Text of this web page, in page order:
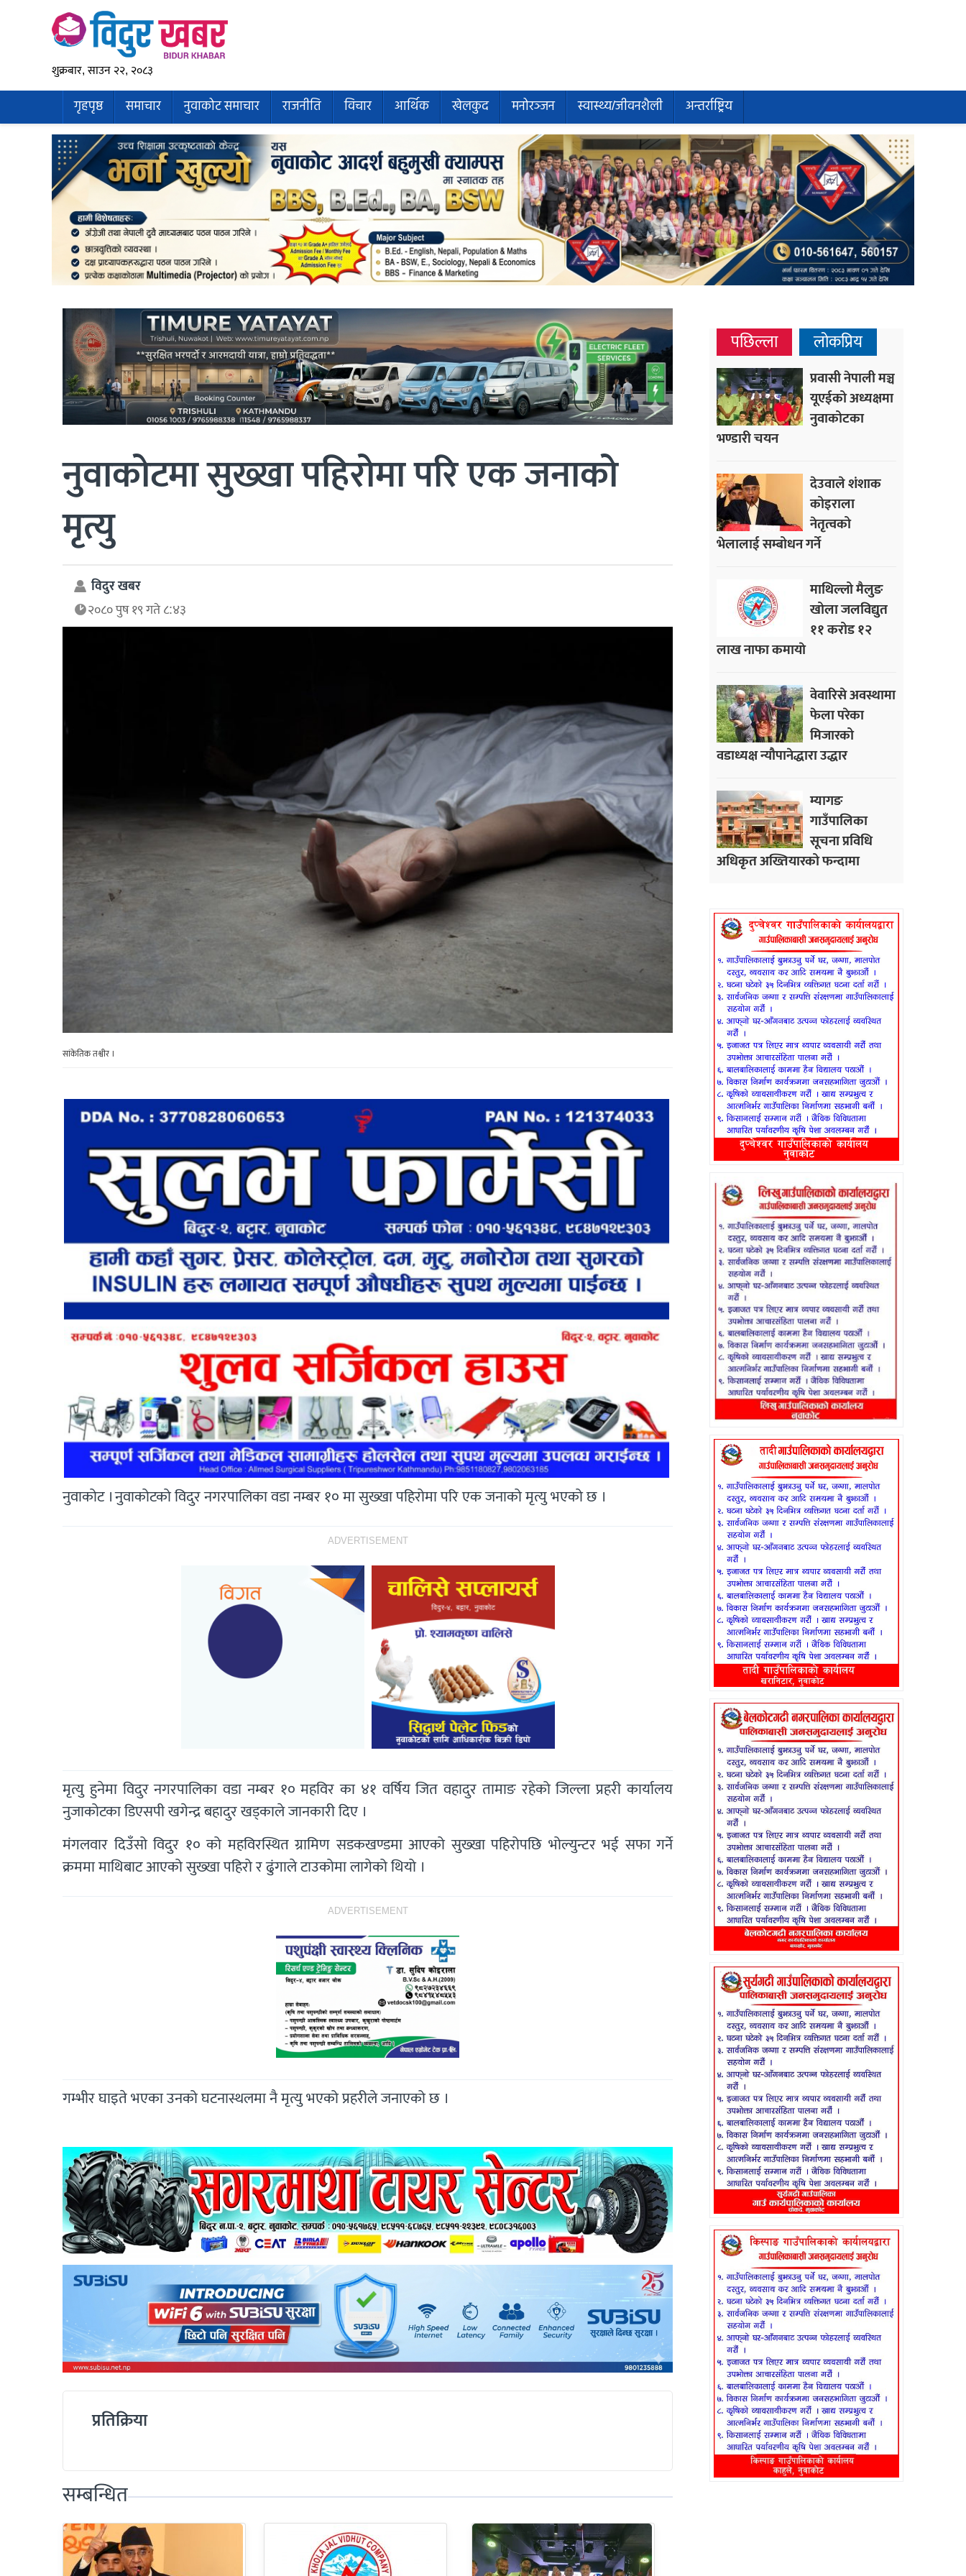
शुक्रबार, साउन २२, २०८३
गृहपृष्ठ समाचार नुवाकोट समाचार राजनीति विचार आर्थिक खेलकुद मनोरञ्जन स्वास्थ्य/जीवनशैली अन्तर्राष्ट्रिय
नुवाकोटमा सुख्खा पहिरोमा परि एक जनाको
मृत्यु
विदुर खबर
२०८० पुष १९ गते ८:४३
सांकेतिक तश्वीर ।
नुवाकोट । नुवाकोटको विदुर नगरपालिका वडा नम्बर १० मा सुख्खा पहिरोमा परि एक जनाको मृत्यु भएको छ ।
ADVERTISEMENT
मृत्यु हुनेमा विदुर नगरपालिका वडा नम्बर १० महविर का ४१ वर्षिय जित वहादुर तामाङ रहेको जिल्ला प्रहरी कार्यालय
नुजाकोटका डिएसपी खगेन्द्र बहादुर खड्काले जानकारी दिए ।
मंगलवार दिउँसो विदुर १० को महविरस्थित ग्रामिण सडकखण्डमा आएको सुख्खा पहिरोपछि भोल्युन्टर भई सफा गर्ने
क्रममा माथिबाट आएको सुख्खा पहिरो र ढुंगाले टाउकोमा लागेको थियो ।
ADVERTISEMENT
गम्भीर घाइते भएका उनको घटनास्थलमा नै मृत्यु भएको प्रहरीले जनाएको छ ।
प्रतिक्रिया
सम्बन्धित
पछिल्ला लोकप्रिय
प्रवासी नेपाली मञ्च
यूएईको अध्यक्षमा
नुवाकोटका
भण्डारी चयन
देउवाले शंशाक
कोइराला
नेतृत्वको
भेलालाई सम्बोधन गर्ने
माथिल्लो मैलुङ
खोला जलविद्युत
११ करोड १२
लाख नाफा कमायाे
वेवारिसे अवस्थामा
फेला परेका
मिजारको
वडाध्यक्ष न्यौपानेद्धारा उद्धार
म्यागङ
गाउँपालिका
सूचना प्रविधि
अधिकृत अख्तियारको फन्दामा